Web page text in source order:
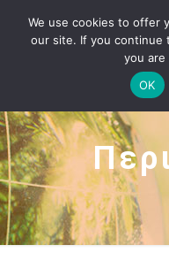
We use cookies to offer
our site. If you continue
you
OK